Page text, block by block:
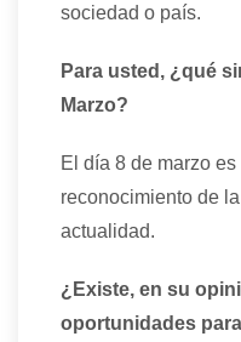
sociedad o país.
Para usted, ¿qué
Marzo?
El día 8 de marzo
reconocimiento de
actualidad.
¿Existe, en su
oportunidades